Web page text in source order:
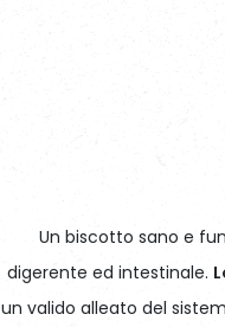
Un biscotto sano e
digerente ed intestinale.
un valido alleato del